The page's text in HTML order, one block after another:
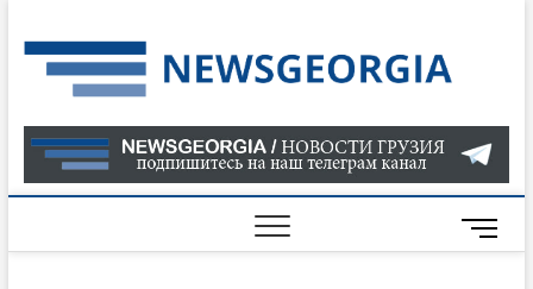
to
content
О
В
ГРУЗИИ
M
e